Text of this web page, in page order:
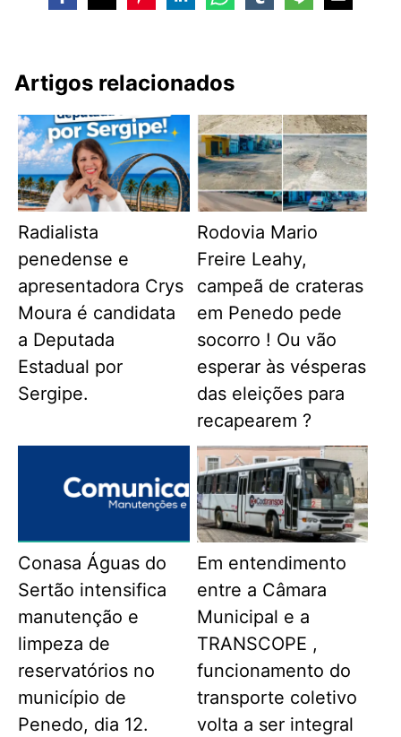
Artigos relacionados
Radialista
penedense e
apresentadora Crys
Moura é candidata
a Deputada
Estadual por
Sergipe.
Rodovia Mario
Freire Leahy,
campeã de crateras
em Penedo pede
socorro ! Ou vão
esperar às vésperas
das eleições para
recapearem ?
Conasa Águas do
Sertão intensifica
manutenção e
limpeza de
reservatórios no
município de
Penedo, dia 12.
Em entendimento
entre a Câmara
Municipal e a
TRANSCOPE ,
funcionamento do
transporte coletivo
volta a ser integral